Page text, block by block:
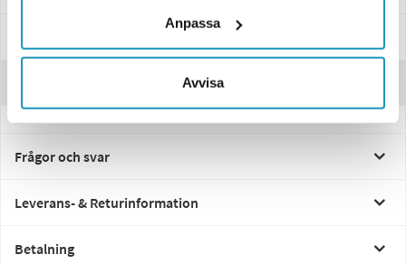
Anpassa
Avvisa
Frågor och svar
Leverans- & Returinformation
Betalning